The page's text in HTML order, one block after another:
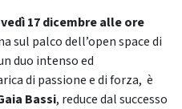
17 dicembre alle ore
sul palco dell’open space di
duo intenso ed
di passione e di forza, è
Bassi, reduce dal successo